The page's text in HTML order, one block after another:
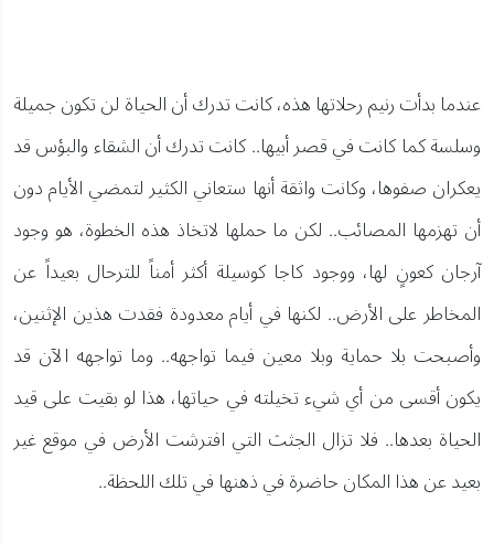
عندما بدأت رنيم رحلاتها هذه، كانت تدرك أن الحياة لن تكون جميلة
وسلسة كما كانت في قصر أبيها.. كانت تدرك أن الشقاء والبؤس قد
يعكران صفوها، وكانت واثقة أنها ستعاني الكثير لتمضي الأيام دون
أن تهزمها المصائب.. لكن ما حملها لاتخاذ هذه الخطوة، هو وجود
آرجان كعونٍ لها، ووجود كاجا كوسيلة أكثر أمناً للترحال بعيداً عن
المخاطر على الأرض.. لكنها في أيام معدودة فقدت هذين الإثنين،
وأصبحت بلا حماية وبلا معين فيما تواجهه.. وما تواجهه الآن قد
يكون أقسى من أي شيء تخيلته في حياتها، هذا لو بقيت على قيد
الحياة بعدها.. فلا تزال الجثث التي افترشت الأرض في موقع غير
بعيد عن هذا المكان حاضرة في ذهنها في تلك اللحظة..